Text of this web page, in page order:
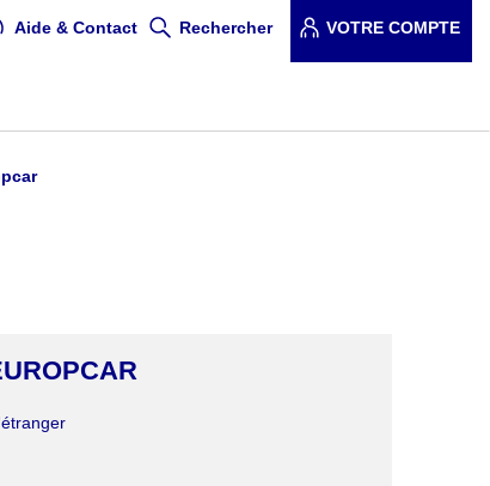
Aide & Contact Rechercher VOTRE COMPTE